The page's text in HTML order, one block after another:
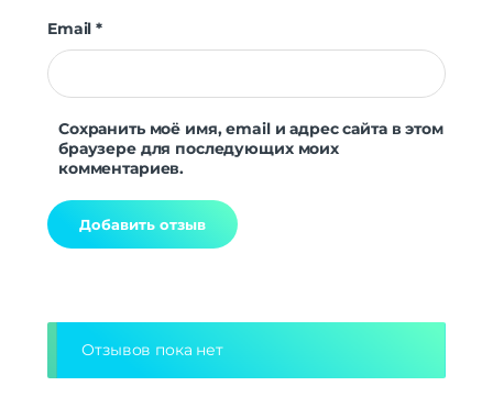
Email*
Сохранить моё имя, email и адрес сайта в этом
браузере для последующих моих
комментариев.
Отзывов пока нет